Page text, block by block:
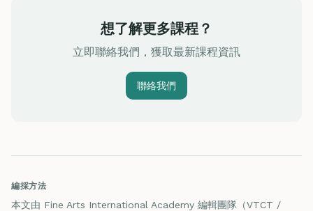
想了解更多課程？
立即聯絡我們，獲取最新課程資訊
聯絡我們
編採方法
本文由 Fine Arts International Academy 編輯團隊（VTCT /